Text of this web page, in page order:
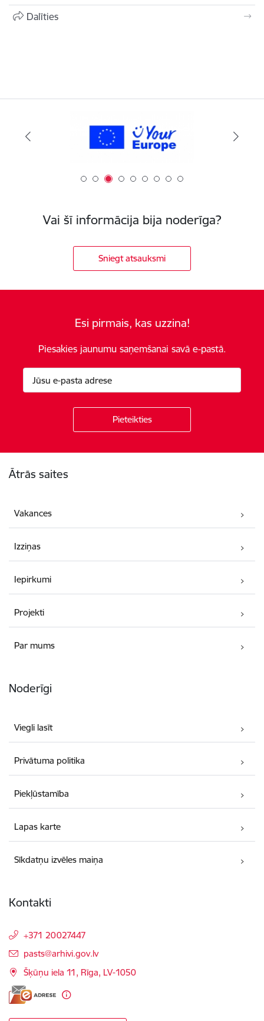
Dalīties
Vai šī informācija bija noderīga?
Sniegt atsauksmi
Esi pirmais, kas uzzina!
Piesakies jaunumu saņemšanai savā e-pastā.
Ātrās saites
Vakances
Izziņas
Iepirkumi
Projekti
Par mums
Noderīgi
Viegli lasīt
Privātuma politika
Piekļūstamība
Lapas karte
Sīkdatņu izvēles maiņa
Kontakti
+371 20027447
E-pasts:
pasts@arhivi.gov.lv
Šķūņu iela 11, Rīga, LV-1050